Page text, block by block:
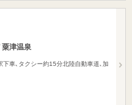
粟津温泉
下車､タクシー約15分北陸自動車道､加